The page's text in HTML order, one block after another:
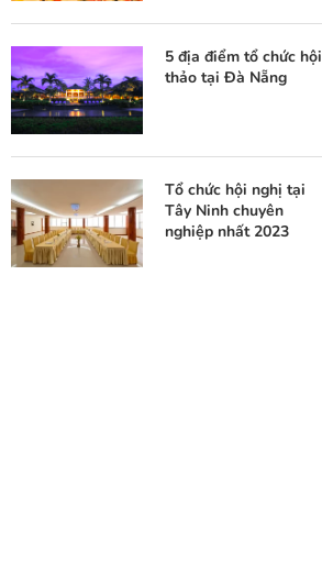
5 địa điểm tổ chức hội
thảo tại Đà Nẵng
Tổ chức hội nghị tại
Tây Ninh chuyên
nghiệp nhất 2023